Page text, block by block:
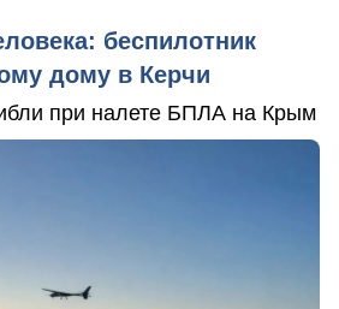
беспилотник
дому в Керчи
при налете БПЛА на Крым